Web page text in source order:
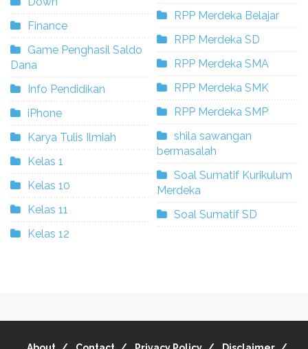
Finance
Game Penghasil Saldo
Dana
Info Pendidikan
iPhone
Karya Tulis Ilmiah
Kelas 1
Kelas 10
Kelas 11
Kelas 12
RPP Merdeka Belajar
RPP Merdeka SD
RPP Merdeka SMA
RPP Merdeka SMK
RPP Merdeka SMP
shila sawangan
bermasalah
Soal Sumatif Kurikulum
Merdeka
Soal Sumatif SD